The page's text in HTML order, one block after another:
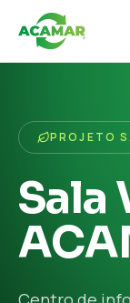
PROJETO
Sala